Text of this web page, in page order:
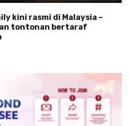
kini rasmi di Malaysia –
tontonan bertaraf